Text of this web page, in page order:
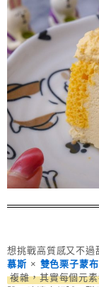
想挑戰高質感又不
慕斯 × 雙色栗子蒙布
複雜，其實每個元